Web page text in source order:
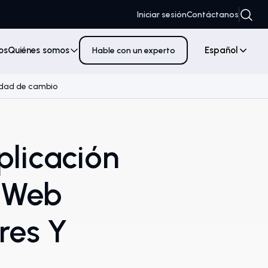
Iniciar sesiónContáctanos
Quiénes somos Hable con un experto Español
de cambio
Y